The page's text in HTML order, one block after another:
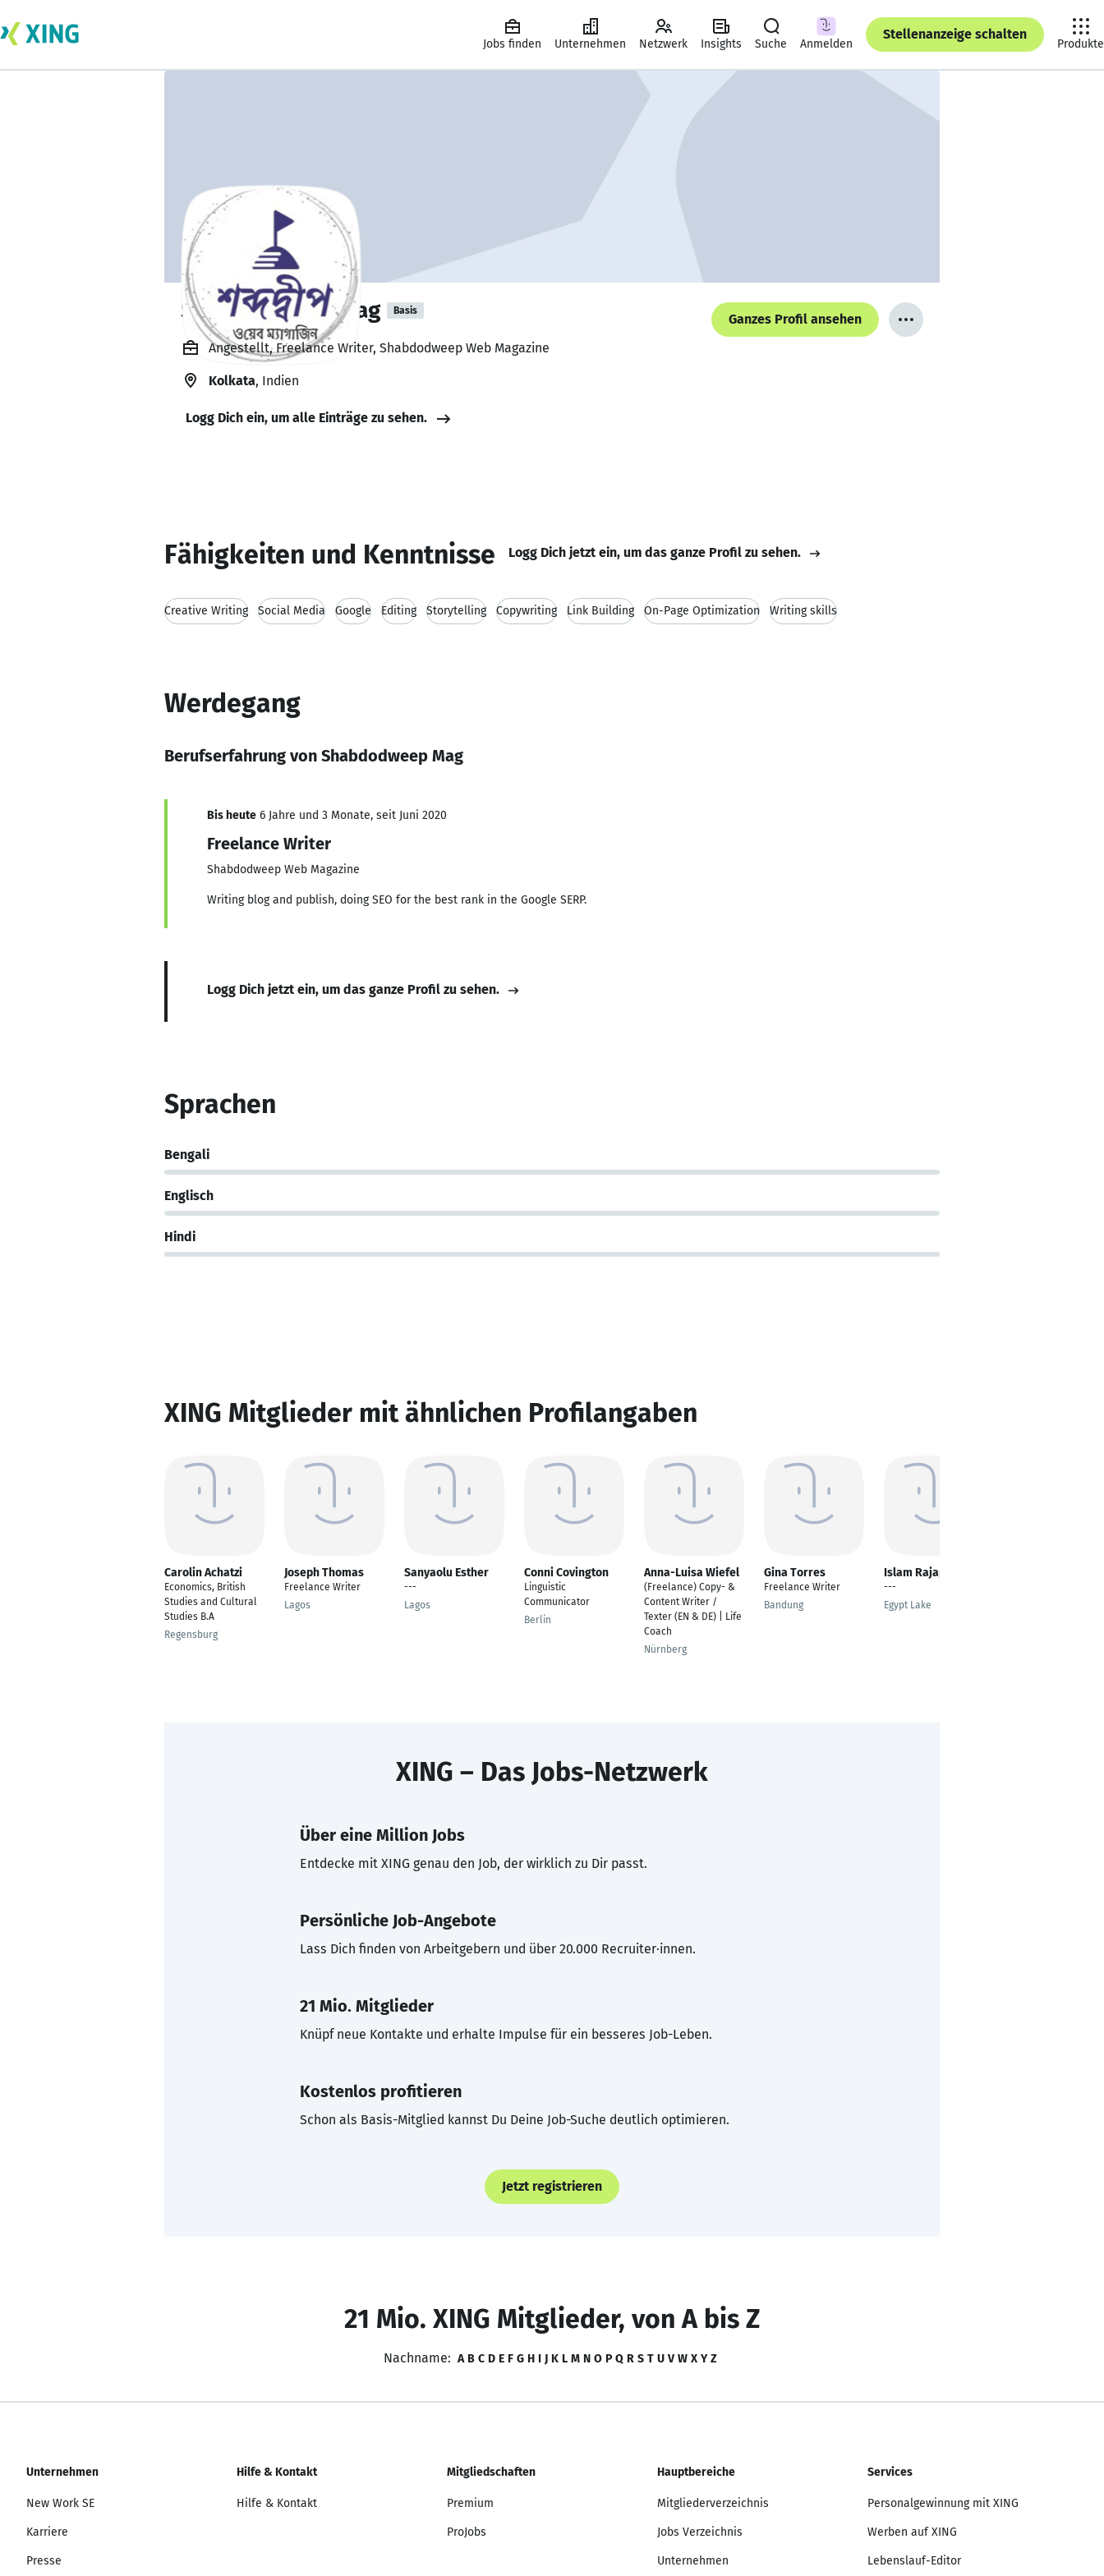
Jobs finden Unternehmen Netzwerk Insights Suche Anmelden
Stellenanzeige schalten
Produkte
Shabdodweep Mag Basis
Ganzes Profil ansehen
Angestellt, Freelance Writer, Shabdodweep Web Magazine
Kolkata, Indien
Logg Dich ein, um alle Einträge zu sehen.
Fähigkeiten und Kenntnisse Logg Dich jetzt ein, um das ganze Profil zu sehen.
Creative Writing Social Media Google Editing Storytelling Copywriting Link Building On-Page Optimization Writing skills
Werdegang
Berufserfahrung von Shabdodweep Mag
Bis heute 6 Jahre und 3 Monate, seit Juni 2020
Freelance Writer
Shabdodweep Web Magazine
Writing blog and publish, doing SEO for the best rank in the Google SERP.
Logg Dich jetzt ein, um das ganze Profil zu sehen.
Sprachen
Bengali
Englisch
Hindi
XING Mitglieder mit ähnlichen Profilangaben
Carolin Achatzi
Economics, British
Studies and Cultural
Studies B.A
Regensburg
Joseph Thomas
Freelance Writer
Lagos
Sanyaolu Esther
---
Lagos
Conni Covington
Linguistic
Communicator
Berlin
Anna-Luisa Wiefel
(Freelance) Copy- &
Content Writer /
Texter (EN & DE) | Life
Coach
Nürnberg
Gina Torres
Freelance Writer
Bandung
Islam Rajap
---
Egypt Lake
XING – Das Jobs-Netzwerk
Über eine Million Jobs
Entdecke mit XING genau den Job, der wirklich zu Dir passt.
Persönliche Job-Angebote
Lass Dich finden von Arbeitgebern und über 20.000 Recruiter·innen.
21 Mio. Mitglieder
Knüpf neue Kontakte und erhalte Impulse für ein besseres Job-Leben.
Kostenlos profitieren
Schon als Basis-Mitglied kannst Du Deine Job-Suche deutlich optimieren.
Jetzt registrieren
21 Mio. XING Mitglieder, von A bis Z
Nachname: A B C D E F G H I J K L M N O P Q R S T U V W X Y Z
Unternehmen
New Work SE
Karriere
Presse
Hilfe & Kontakt
Hilfe & Kontakt
Mitgliedschaften
Premium
ProJobs
Hauptbereiche
Mitgliederverzeichnis
Jobs Verzeichnis
Unternehmen
Services
Personalgewinnung mit XING
Werben auf XING
Lebenslauf-Editor